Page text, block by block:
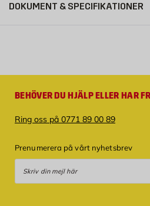
DOKUMENT & SPECIFIKATIONER
BEHÖVER DU HJÄLP ELLER HAR
Ring oss på 0771 89 00 89
Prenumerera på vårt nyhetsbrev